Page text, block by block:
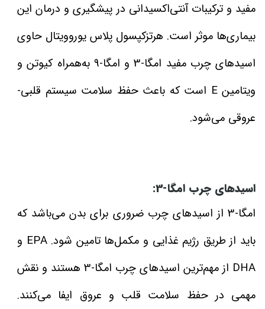
مفید و ترکیبات آنتی‌اکسیدانی در پیشگیری و درمان این
بیماری‌ها موثر است. هرتزکپسول پلاس یوروویتال حاوی
اسیدهای چرب مفید امگا-3 و امگا-9 به‌همراه کیوتن و
ویتامین E است که باعث حفظ سلامت سیستم قلبی-
عروقی می‌شود.
اسیدهای چرب امگا-3:
امگا-3 از اسیدهای چرب ضروری برای بدن می‌باشد که
باید از طریق رژیم غذایی و مکمل‌ها تامین شود. EPA و
DHA از مهم‌ترین اسیدهای چرب امگا-3 هستند و نقش
مهمی در حفظ سلامت قلب و عروق ایفا می‌کنند.